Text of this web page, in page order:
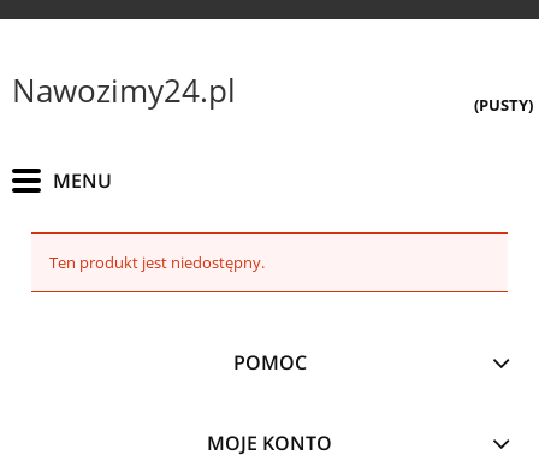
Nawozimy24.pl (PUSTY)
Ten produkt jest niedostępny.
POMOC
MOJE KONTO